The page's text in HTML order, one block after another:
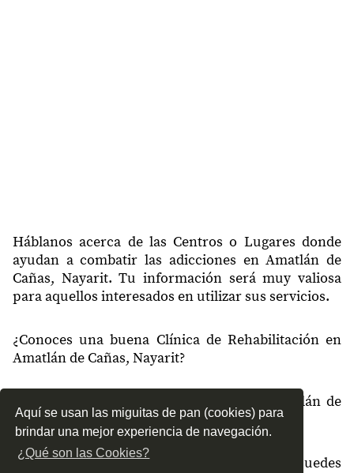
Aquí se usan las miguitas de pan (cookies) para
brindar una mejor experiencia de navegación.
¿Qué son las Cookies?
Háblanos acerca de las Centros o Lugares donde
ayudan a combatir las adicciones en Amatlán de
Cañas, Nayarit. Tu información será muy valiosa
para aquellos interesados en utilizar sus servicios.
¿Conoces una buena Clínica de Rehabilitación en
Amatlán de Cañas, Nayarit?
¿Qué tipo de tratamientos conoces en Amatlán de
Cañas, Nayarit?
¿Cómo es el servicio de las Clínicas que puedes